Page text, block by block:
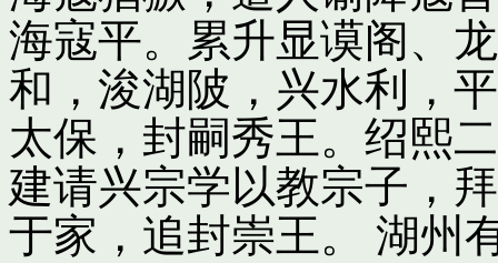
海寇平。累升显谟阁、
和，浚湖陂，兴水利，
太保，封嗣秀王。绍熙
建请兴宗学以教宗子，
于家，追封崇王。 湖州